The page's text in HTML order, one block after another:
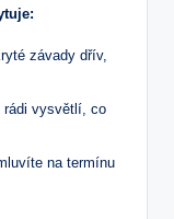
⁣závady dřív,
rádi vysvětlí, co
​na termínu